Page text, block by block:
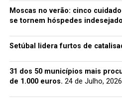
Moscas no verão: cinco
se tornem hóspedes
Setúbal lidera furtos de
31 dos 50 municípios mais
de 1.000 euros. 24 de Julho, 2026